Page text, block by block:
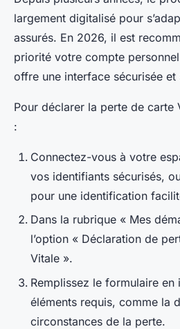
largement digitalisé pour
assurés. En 2026, il est
priorité votre compte
offre une interface sécurisée et
Pour déclarer la perte de carte
:
Connectez-vous à votre
vos identifiants sécurisés,
pour une identification
Dans la rubrique « Mes
l’option « Déclaration de
Vitale ».
Remplissez le formulaire en
éléments requis, comme la
circonstances de la perte.